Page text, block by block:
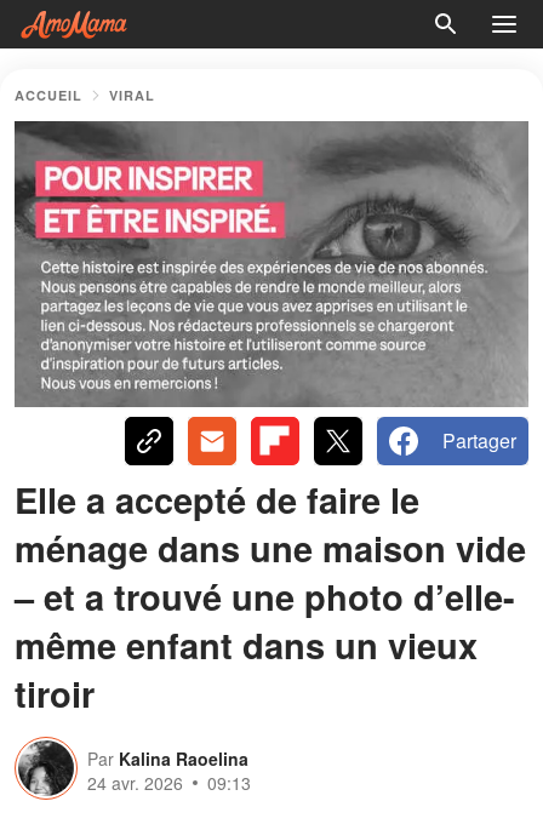
ACCUEIL VIRAL
Partager
Elle a accepté de faire le
ménage dans une maison vide
– et a trouvé une photo d’elle-
même enfant dans un vieux
tiroir
Par Kalina Raoelina
24 avr. 2026
09:13